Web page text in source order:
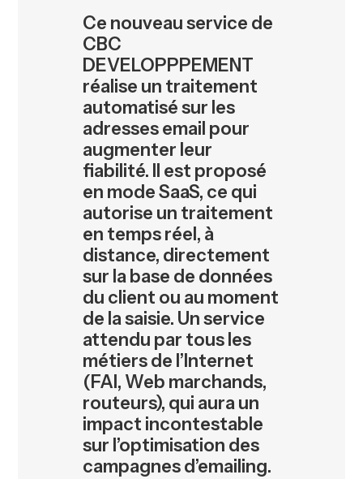
Nous contacter
Ce nouveau service de
CBC
DEVELOPPPEMENT
réalise un traitement
automatisé sur les
adresses email pour
augmenter leur
fiabilité. Il est proposé
en mode SaaS, ce qui
autorise un traitement
en temps réel, à
distance, directement
sur la base de données
du client ou au moment
de la saisie. Un service
attendu par tous les
métiers de l’Internet
(FAI, Web marchands,
routeurs), qui aura un
impact incontestable
sur l’optimisation des
campagnes d’emailing.